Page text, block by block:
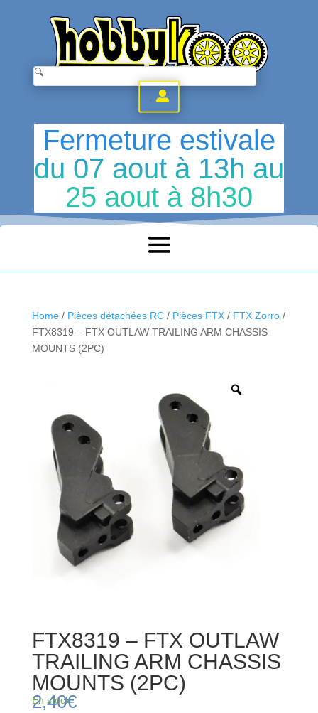
.
Fermeture estivale
du 07 aout à 13h au
25 aout à 8h30
Home/ Pièces détachées RC/ Pièces FTX/ FTX Zorro/
FTX8319 – FTX OUTLAW TRAILING ARM CHASSIS
MOUNTS (2PC)
FTX8319 – FTX OUTLAW
TRAILING ARM CHASSIS
MOUNTS (2PC)
2,40€
En stock